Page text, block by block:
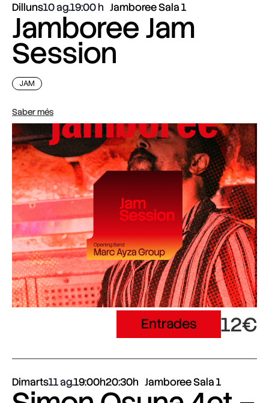
Dilluns10 ag.19:00 Jamboree Sala 1
Jamboree Jam
Session
JAM
Saber més
Entrades 12€
Dimarts11 ag.19:00h20:30h Jamboree Sala 1